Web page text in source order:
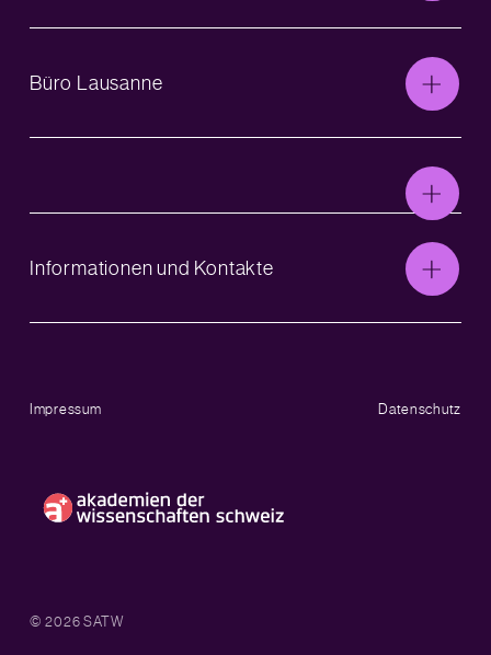
Büro Lausanne
Informationen und Kontakte
Impressum Datenschutz
© 2026 SATW